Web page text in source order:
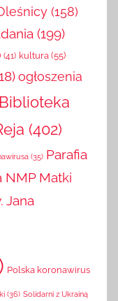
(158)
(199)
(41) kultura (55)
ogłoszenia
(402)
(35) Parafia
NMP Matki
Jana
Polska koronawirus
(36) Solidarni z Ukrainą